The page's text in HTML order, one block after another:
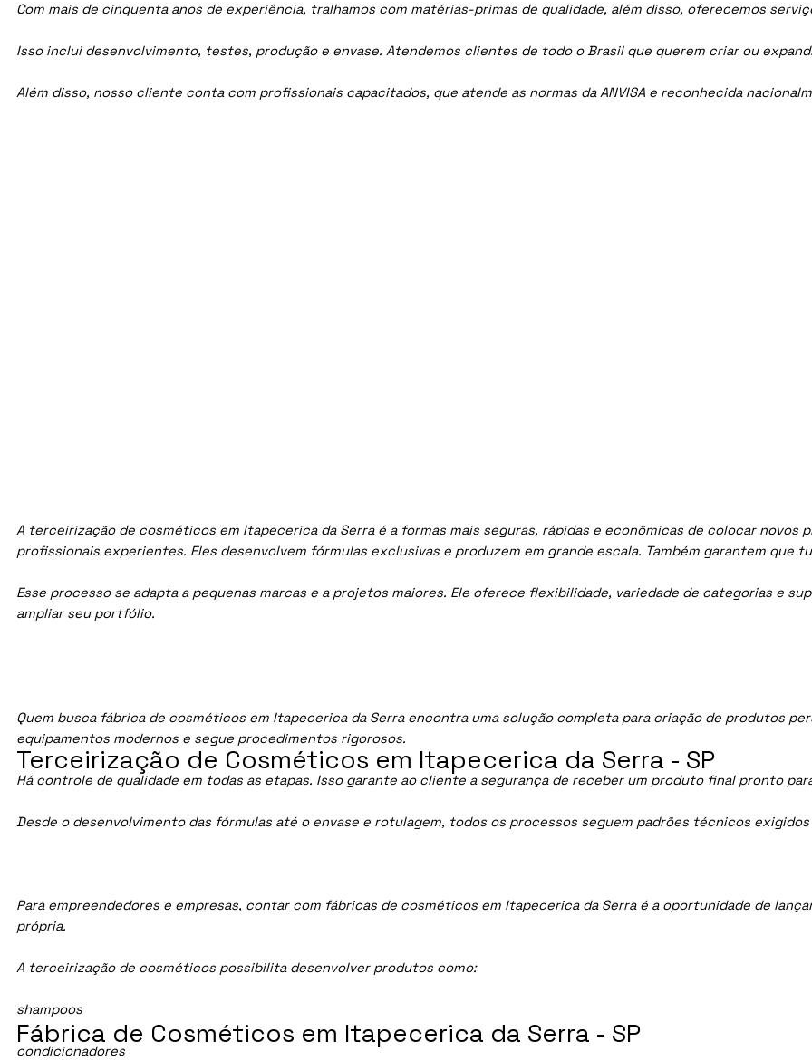
Com mais de cinquenta anos de experiência, tralhamos com matérias-primas de qualidade, além disso, oferecemos
Isso inclui desenvolvimento, testes, produção e envase. Atendemos clientes de todo o Brasil que querem criar ou
Além disso, nosso cliente conta com profissionais capacitados, que atende as normas da ANVISA e reconhecida
A terceirização de cosméticos em Itapecerica da Serra é a formas mais seguras, rápidas e econômicas de colocar novos
profissionais experientes. Eles desenvolvem fórmulas exclusivas e produzem em grande escala. Também garantem que
Esse processo se adapta a pequenas marcas e a projetos maiores. Ele oferece flexibilidade, variedade de categorias e
ampliar seu portfólio.
Quem busca fábrica de cosméticos em Itapecerica da Serra encontra uma solução completa para criação de produtos
equipamentos modernos e segue procedimentos rigorosos.
Há controle de qualidade em todas as etapas. Isso garante ao cliente a segurança de receber um produto final pronto
Desde o desenvolvimento das fórmulas até o envase e rotulagem, todos os processos seguem padrões técnicos
Para empreendedores e empresas, contar com fábricas de cosméticos em Itapecerica da Serra é a oportunidade de
própria.
A terceirização de cosméticos possibilita desenvolver produtos como:
shampoos
condicionadores
Fábrica de Cosméticos em Itapecerica da Serra - SP
Terceirização de Cosméticos em Itapecerica da Serra - SP